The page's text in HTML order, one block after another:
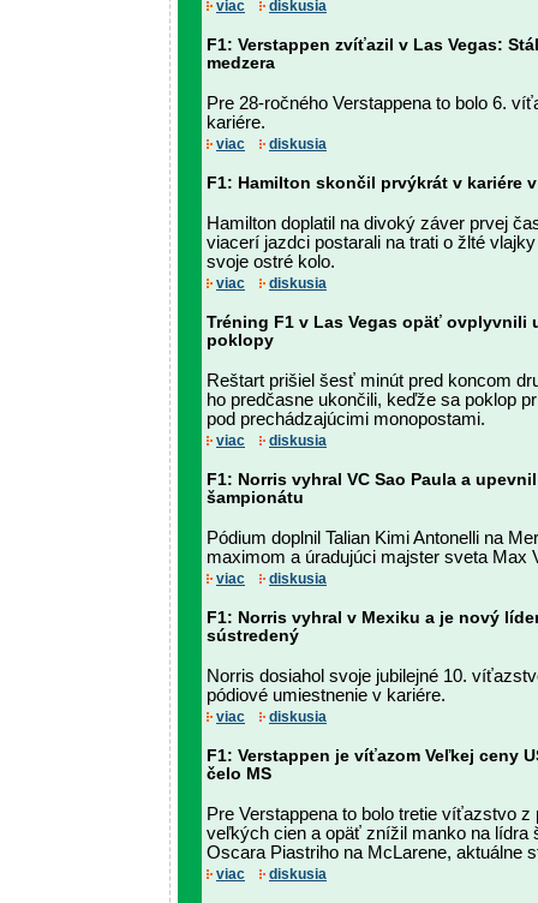
viac diskusia
F1: Verstappen zvíťazil v Las Vegas:
medzera
Pre 28-ročného Verstappena to bolo 6.
kariére.
viac diskusia
F1: Hamilton skončil prvýkrát v kariére
Hamilton doplatil na divoký záver prvej
viacerí jazdci postarali na trati o žlté
svoje ostré kolo.
viac diskusia
Tréning F1 v Las Vegas opäť ovplyvnili
poklopy
Reštart prišiel šesť minút pred koncom
ho predčasne ukončili, keďže sa poklop
pod prechádzajúcimi monopostami.
viac diskusia
F1: Norris vyhral VC Sao Paula a
šampionátu
Pódium doplnil Talian Kimi Antonelli na
maximom a úradujúci majster sveta Max
viac diskusia
F1: Norris vyhral v Mexiku a je nový
sústredený
Norris dosiahol svoje jubilejné 10.
pódiové umiestnenie v kariére.
viac diskusia
F1: Verstappen je víťazom Veľkej ceny
čelo MS
Pre Verstappena to bolo tretie víťazstvo
veľkých cien a opäť znížil manko na lídra
Oscara Piastriho na McLarene, aktuálne
viac diskusia